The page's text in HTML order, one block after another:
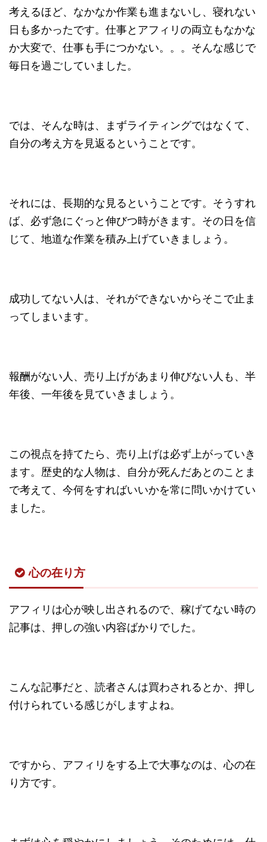
考えるほど、なかなか作業も進まないし、寝れない
日も多かったです。仕事とアフィリの両立もなかな
か大変で、仕事も手につかない。。。そんな感じで
毎日を過ごしていました。
では、そんな時は、まずライティングではなくて、
自分の考え方を見返るということです。
それには、長期的な見るということです。そうすれ
ば、必ず急にぐっと伸びつ時がきます。その日を信
じて、地道な作業を積み上げていきましょう。
成功してない人は、それができないからそこで止ま
ってしまいます。
報酬がない人、売り上げがあまり伸びない人も、半
年後、一年後を見ていきましょう。
この視点を持てたら、売り上げは必ず上がっていき
ます。歴史的な人物は、自分が死んだあとのことま
で考えて、今何をすればいいかを常に問いかけてい
ました。
心の在り方
アフィリは心が映し出されるので、稼げてない時の
記事は、押しの強い内容ばかりでした。
こんな記事だと、読者さんは買わされるとか、押し
付けられている感じがしますよね。
ですから、アフィリをする上で大事なのは、心の在
り方です。